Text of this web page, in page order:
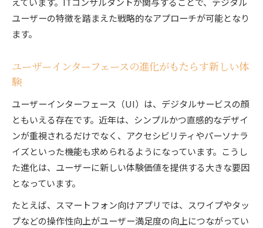
ITコンサルタントが厳選するUIUX基本用語解
説
UXとUIの英語表記や読み方を正しく理解
ITコンサルタント流用語解説で知識を深める
ユーザーの特徴を踏まえた戦略的なアプローチが可能となり
ます。
ユーザーインターフェースの進化がもたらす新しい体
験
ユーザーインターフェース（UI）は、デジタルサービスの顔
ともいえる存在です。近年は、シンプルかつ直感的なデザイ
ンが重視されるだけでなく、アクセシビリティやパーソナラ
イズといった機能も求められるようになっています。こうし
た進化は、ユーザーに新しい体験価値を提供する大きな要因
となっています。
たとえば、スマートフォン向けアプリでは、スワイプやタッ
プなどの操作性向上がユーザー満足度の向上につながってい